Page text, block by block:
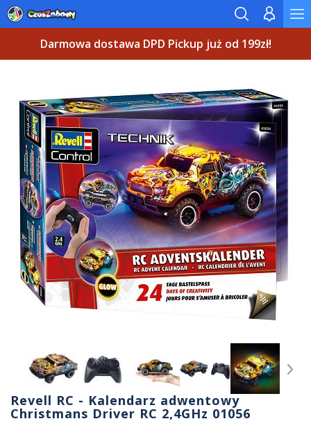
Darmowa dostawa DPD Pickup już od 199zł!
Revell RC - Kalendarz adwentowy
Christmans Driver RC 2,4GHz 01056